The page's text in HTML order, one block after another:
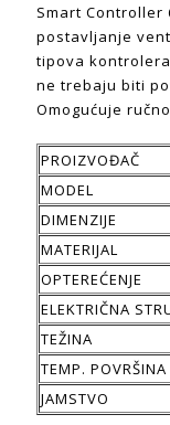
Smart Controller
postavljanje
tipova
ne trebaju biti
Omogućuje
PROIZVOĐAČ
MODEL
DIMENZIJE
MATERIJAL
OPTEREĆENJE
ELEKTRIČNA
TEŽINA
TEMP. POVRŠINA
JAMSTVO